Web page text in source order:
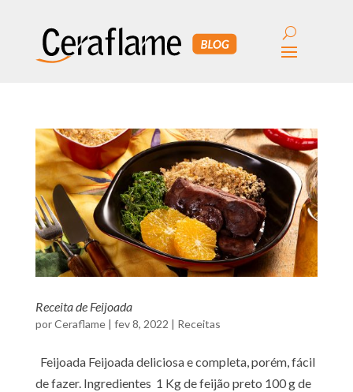
Receita de Feijoada
porCeraflame| fev 8, 2022 | Receitas
Feijoada Feijoada deliciosa e completa, porém, fácil
de fazer. Ingredientes 1 Kg de feijão preto 100 g de